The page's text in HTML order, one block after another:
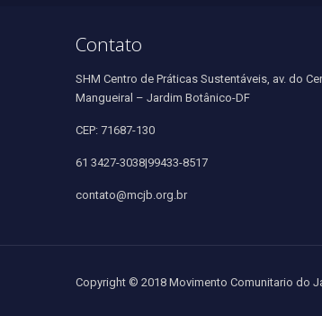
Contato
SHM Centro de Práticas Sustentáveis, av. do
Mangueiral – Jardim Botânico-DF
CEP: 71687-130
61 3427-3038|99433-8517
contato@mcjb.org.br
Copyright © 2018 Movimento Comunitario do